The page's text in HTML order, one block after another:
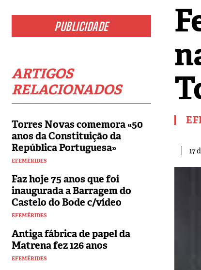
PUBLICIDADE
ARTIGOS
RELACIONADOS
Torres Novas comemora «50
anos da Constituição da
República Portuguesa»
EFEMÉRIDES
Faz hoje 75 anos que foi
inaugurada a Barragem do
Castelo do Bode c/vídeo
EFEMÉRIDES
Antiga fábrica de papel da
Matrena fez 126 anos
EFEMÉRIDES
17